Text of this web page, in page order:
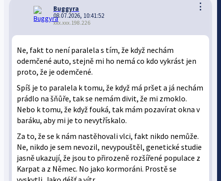
⋮
Buggyra
08.07.2026, 10:41:52
xxx.xxx.198.226
Ne, fakt to není paralela s tím, že když nechám
odemčené auto, stejně mi ho nemá co kdo vykrást jen
proto, že je odemčené.
Spíš je to paralela k tomu, že když má pršet a já nechám
prádlo na šňůře, tak se nemám divit, že mi zmoklo.
Nebo k tomu, že když fouká, tak mám pozavírat okna v
baráku, aby mi je to nevytřískalo.
Za to, že se k nám nastěhovali vlci, fakt nikdo nemůže.
Ne, nikdo je sem nevozil, nevypouštěl, genetické studie
jasně ukazují, že jsou to přirozeně rozšířené populace z
Karpat a z Němec. No jako kormoráni. Prostě se